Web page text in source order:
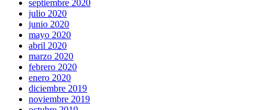
septiembre 2020
julio 2020
junio 2020
mayo 2020
abril 2020
marzo 2020
febrero 2020
enero 2020
diciembre 2019
noviembre 2019